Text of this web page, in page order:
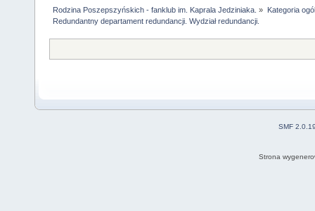
Rodzina Poszepszyńskich - fanklub im. Kaprala Jedziniaka. » Kategoria
Redundantny departament redundancji. Wydział redundancji.
SMF
Strona